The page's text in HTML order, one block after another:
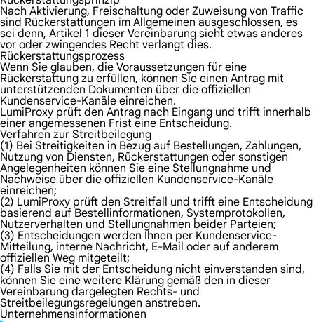
Nach Aktivierung, Freischaltung oder Zuweisung von Traffic
sind Rückerstattungen im Allgemeinen ausgeschlossen, es
sei denn, Artikel 1 dieser Vereinbarung sieht etwas anderes
vor oder zwingendes Recht verlangt dies.
Rückerstattungsprozess
Wenn Sie glauben, die Voraussetzungen für eine
Rückerstattung zu erfüllen, können Sie einen Antrag mit
unterstützenden Dokumenten über die offiziellen
Kundenservice-Kanäle einreichen.
LumiProxy prüft den Antrag nach Eingang und trifft innerhalb
einer angemessenen Frist eine Entscheidung.
Verfahren zur Streitbeilegung
(1) Bei Streitigkeiten in Bezug auf Bestellungen, Zahlungen,
Nutzung von Diensten, Rückerstattungen oder sonstigen
Angelegenheiten können Sie eine Stellungnahme und
Nachweise über die offiziellen Kundenservice-Kanäle
einreichen;
(2) LumiProxy prüft den Streitfall und trifft eine Entscheidung
basierend auf Bestellinformationen, Systemprotokollen,
Nutzerverhalten und Stellungnahmen beider Parteien;
(3) Entscheidungen werden Ihnen per Kundenservice-
Mitteilung, interne Nachricht, E-Mail oder auf anderem
offiziellen Weg mitgeteilt;
(4) Falls Sie mit der Entscheidung nicht einverstanden sind,
können Sie eine weitere Klärung gemäß den in dieser
Vereinbarung dargelegten Rechts- und
Streitbeilegungsregelungen anstreben.
Unternehmensinformationen